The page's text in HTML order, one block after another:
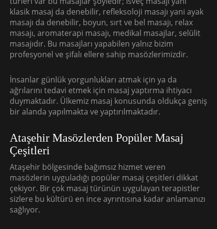
klasik masaj da denebilir, refleksoloji masajı yani ayak
masajı da denebilir, boyun, sırt ve bel masajı, relax
masajı, aromaterapi masajı, medikal masajlar, selülit
masajıdır. Bu masajları yapabilen yalnız bizim
profesyonel ve şifalı ellere sahip masözlerimizdir.
İnsanlar günlük yorgunlukları atmak için ya da
ağrılarını tedavi etmek için masaj yaptırma ihtiyacı
duymaktadır. Ülkemiz masaj konusunda oldukça geniş
bir alanda yapılmakta ve yaptırılmaktadır.
Ataşehir Masözlerden Popüler Masaj
Çeşitleri
Ataşehir bölgesinde bağımsız hizmet veren
masözlerin uyguladığı popüler masaj çeşitleri dikkat
çekiyor. Bir çok masaj türünün uygulayan terapistler
sizlere bu kültürü en ince ayrıntısına kadar anlamanızı
sağlıyor.